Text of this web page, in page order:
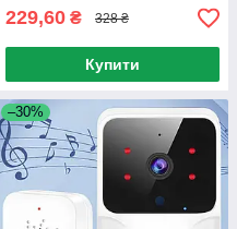
229,60 ₴ 328 ₴
Купити
–30%